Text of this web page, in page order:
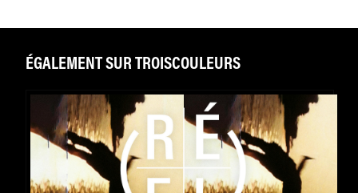
ÉGALEMENT SUR TROISCOULEURS